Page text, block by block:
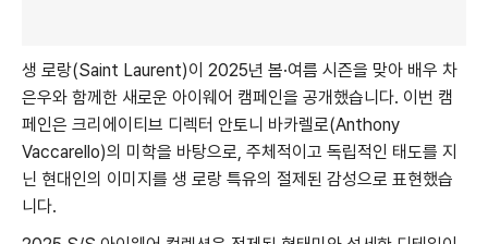
생 로랑(Saint Laurent)이 2025년 봄·여름 시즌을 맞아 배우 차
은우와 함께한 새로운 아이웨어 캠페인을 공개했습니다. 이번 캠
페인은 크리에이티브 디렉터 안토니 바카렐로(Anthony
Vaccarello)의 미학을 바탕으로, 주체적이고 독립적인 태도를 지
닌 현대인의 이미지를 생 로랑 특유의 절제된 감성으로 표현했습
니다.